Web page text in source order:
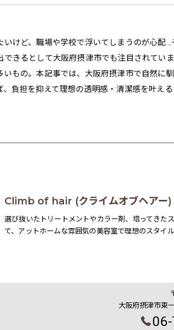
いけど、職場や学校で浮いてしまうのが心配
できるとして大阪府摂津市でも注目されてい
いもの。本記事では、大阪府摂津市で自然
負担を抑えて理想の透明感・清潔感を叶え
Climb of hair (クライムオブヘアー)
選び抜いたトリートメントやカラー剤、培ってきた
て、アットホームな雰囲気の美容室で理想のスタイル
大阪府摂津市東